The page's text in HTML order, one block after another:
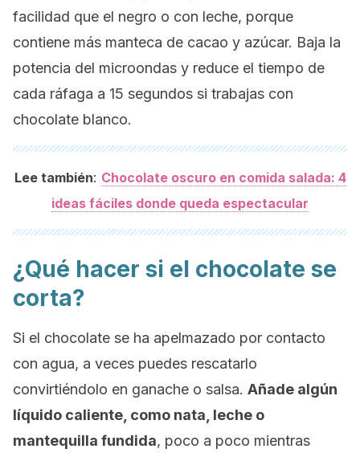
facilidad que el negro o con leche, porque
contiene más manteca de cacao y azúcar. Baja la
potencia del microondas y reduce el tiempo de
cada ráfaga a 15 segundos si trabajas con
chocolate blanco.
Lee también: Chocolate oscuro en comida salada: 4
ideas fáciles donde queda espectacular
¿Qué hacer si el chocolate se
corta?
Si el chocolate se ha apelmazado por contacto
con agua, a veces puedes rescatarlo
convirtiéndolo en ganache o salsa. Añade algún
líquido caliente, como nata, leche o
mantequilla fundida, poco a poco mientras